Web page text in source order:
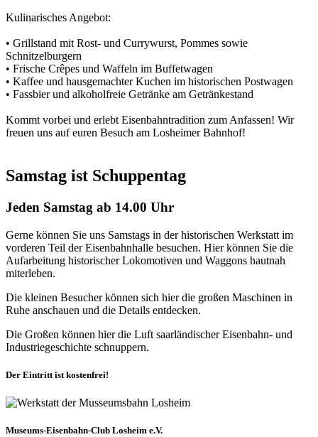
Kulinarisches Angebot:
• Grillstand mit Rost- und Currywurst, Pommes sowie
Schnitzelburgern
• Frische Crêpes und Waffeln im Buffetwagen
• Kaffee und hausgemachter Kuchen im historischen Postwagen
• Fassbier und alkoholfreie Getränke am Getränkestand
Kommt vorbei und erlebt Eisenbahntradition zum Anfassen! Wir
freuen uns auf euren Besuch am Losheimer Bahnhof!
Samstag ist Schuppentag
Jeden Samstag ab 14.00 Uhr
Gerne können Sie uns Samstags in der historischen Werkstatt im
vorderen Teil der Eisenbahnhalle besuchen. Hier können Sie die
Aufarbeitung historischer Lokomotiven und Waggons hautnah
miterleben.
Die kleinen Besucher können sich hier die großen Maschinen in
Ruhe anschauen und die Details entdecken.
Die Großen können hier die Luft saarländischer Eisenbahn- und
Industriegeschichte schnuppern.
Der Eintritt ist kostenfrei!
Museums-Eisenbahn-Club Losheim e.V.